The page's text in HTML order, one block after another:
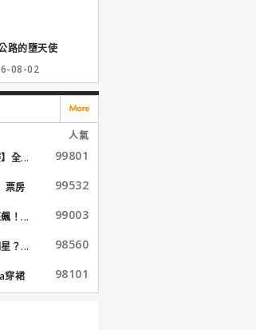
路的墮天使
08-02
人氣
全...
99801
票房
99532
！... 99003
？... 98560
穿裙
98101